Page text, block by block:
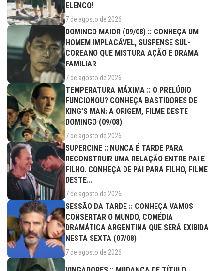
ELENCO!
7 de agosto de 2026
DOMINGO MAIOR (09/08) :: CONHEÇA UM
HOMEM IMPLACÁVEL, SUSPENSE SUL-
COREANO QUE MISTURA AÇÃO E DRAMA
FAMILIAR
7 de agosto de 2026
TEMPERATURA MÁXIMA :: O PRELÚDIO
FUNCIONOU? CONHEÇA BASTIDORES DE
KING’S MAN: A ORIGEM, FILME DESTE
DOMINGO (09/08)
7 de agosto de 2026
SUPERCINE :: NUNCA É TARDE PARA
RECONSTRUIR UMA RELAÇÃO ENTRE PAI E
FILHO. CONHEÇA DE PAI PARA FILHO, FILME
DESTE...
7 de agosto de 2026
SESSÃO DA TARDE :: CONHEÇA VAMOS
CONSERTAR O MUNDO, COMÉDIA
DRAMÁTICA ARGENTINA QUE SERÁ EXIBIDA
NESTA SEXTA (07/08)
7 de agosto de 2026